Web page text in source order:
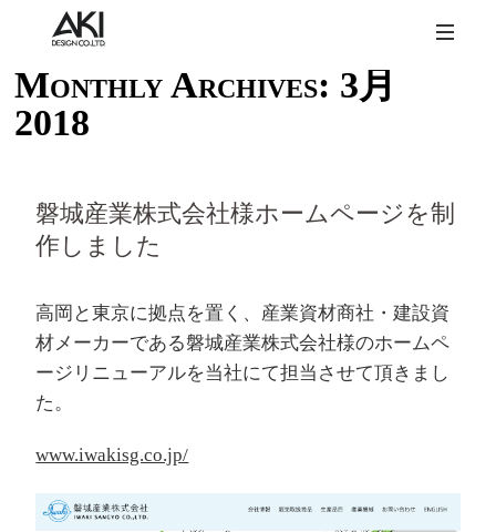
Monthly Archives: 3月
2018
磐城産業株式会社様ホームページを制
作しました
高岡と東京に拠点を置く、産業資材商社・建設資
材メーカーである磐城産業株式会社様のホームペ
ージリニューアルを当社にて担当させて頂きまし
た。
www.iwakisg.co.jp/